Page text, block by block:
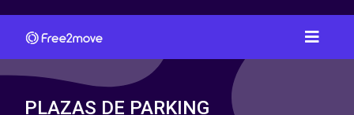
PLAZAS DE PARKING